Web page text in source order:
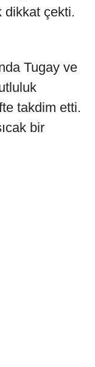
dikkat çekti.
Tugay ve
takdim etti.
bir